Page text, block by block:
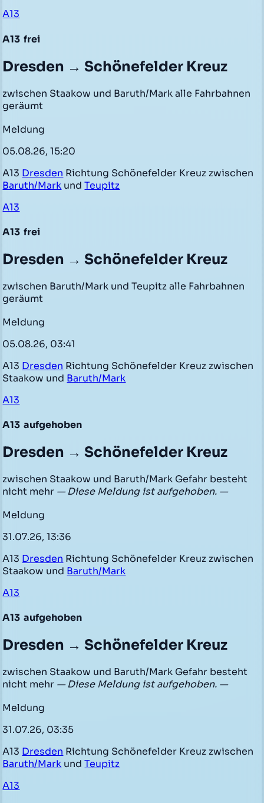
A13
A13 frei
Dresden → Schönefelder Kreuz
zwischen Staakow und Baruth/Mark alle Fahrbahnen
geräumt
Meldung
05.08.26, 15:20
A13 Dresden Richtung Schönefelder Kreuz zwischen
Baruth/Mark undTeupitz
A13
A13 frei
Dresden → Schönefelder Kreuz
zwischen Baruth/Mark und Teupitz alle Fahrbahnen
geräumt
Meldung
05.08.26, 03:41
A13 Dresden Richtung Schönefelder Kreuz zwischen
Staakow und Baruth/Mark
A13
A13 aufgehoben
Dresden → Schönefelder Kreuz
zwischen Staakow und Baruth/Mark Gefahr besteht
nicht mehr — Diese Meldung ist aufgehoben. —
Meldung
31.07.26, 13:36
A13 Dresden Richtung Schönefelder Kreuz zwischen
Staakow und Baruth/Mark
A13
A13 aufgehoben
Dresden → Schönefelder Kreuz
zwischen Staakow und Baruth/Mark Gefahr besteht
nicht mehr — Diese Meldung ist aufgehoben. —
Meldung
31.07.26, 03:35
A13 Dresden Richtung Schönefelder Kreuz zwischen
Baruth/Mark undTeupitz
A13